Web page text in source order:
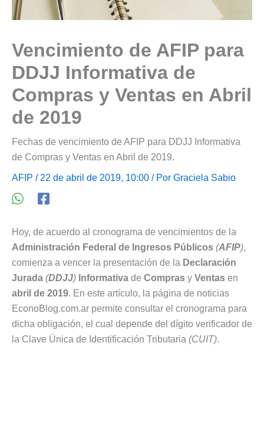
Vencimiento de AFIP para
DDJJ Informativa de
Compras y Ventas en Abril
de 2019
Fechas de vencimiento de AFIP para DDJJ Informativa
de Compras y Ventas en Abril de 2019.
AFIP / 22 de abril de 2019, 10:00 / Por Graciela Sabio
Hoy, de acuerdo al cronograma de vencimientos de la
Administración Federal de Ingresos Públicos (AFIP),
comienza a vencer la presentación de la Declaración
Jurada (DDJJ) Informativa de Compras y Ventas en
abril de 2019. En este artículo, la página de noticias
EconoBlog.com.ar permite consultar el cronograma para
dicha obligación, el cual depende del dígito verificador de
la Clave Única de Identificación Tributaria (CUIT).